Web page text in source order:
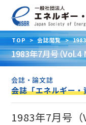
TOP > 会誌閲覧 >
1983年7月号（Vol.4
会誌・論文誌
会誌「エネルギー・
1983年7月号（